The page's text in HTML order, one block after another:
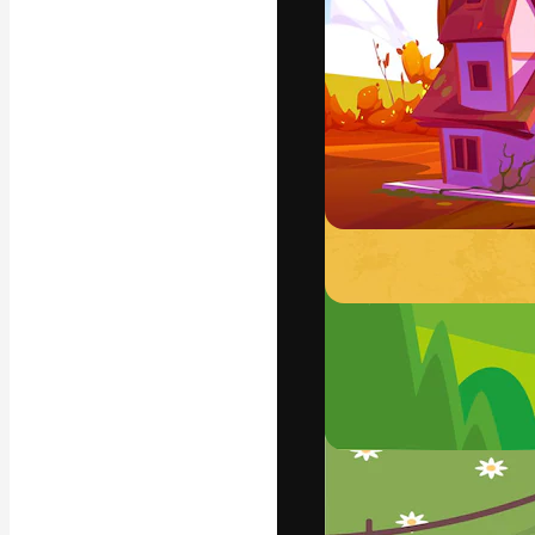
Platforma
najlepszych
Polski
Copyright © 2010-